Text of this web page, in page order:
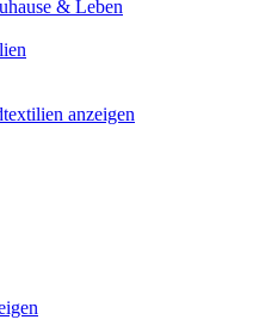
& Leben
anzeigen